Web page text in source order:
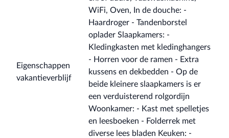
Eigenschappen
vakantieverblijf
WiFi, Oven, In de douche: -
Haardroger - Tandenborstel
oplader Slaapkamers: -
Kledingkasten met kledinghangers
- Horren voor de ramen - Extra
kussens en dekbedden - Op de
beide kleinere slaapkamers is er
een verduisterend rolgordijn
Woonkamer: - Kast met spelletjes
en leesboeken - Folderrek met
diverse lees bladen Keuken: -